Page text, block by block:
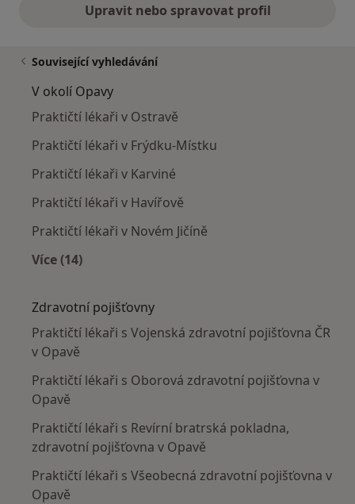
Upravit nebo spravovat profil
Související vyhledávání
V okolí Opavy
Praktičtí lékaři v Ostravě
Praktičtí lékaři v Frýdku-Místku
Praktičtí lékaři v Karviné
Praktičtí lékaři v Havířově
Praktičtí lékaři v Novém Jičíně
Více (14)
Zdravotní pojišťovny
Praktičtí lékaři s Vojenská zdravotní pojišťovna ČR
v Opavě
Praktičtí lékaři s Oborová zdravotní pojišťovna v
Opavě
Praktičtí lékaři s Revírní bratrská pokladna,
zdravotní pojišťovna v Opavě
Praktičtí lékaři s Všeobecná zdravotní pojišťovna v
Opavě